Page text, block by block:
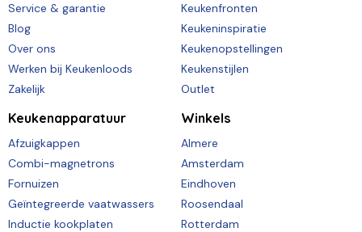
Service & garantie
Blog
Over ons
Werken bij Keukenloods
Zakelijk
Keukenfronten
Keukeninspiratie
Keukenopstellingen
Keukenstijlen
Outlet
Keukenapparatuur
Afzuigkappen
Combi-magnetrons
Fornuizen
Geïntegreerde vaatwassers
Inductie kookplaten
Winkels
Almere
Amsterdam
Eindhoven
Roosendaal
Rotterdam